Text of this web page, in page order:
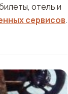
отель и
сервисов.